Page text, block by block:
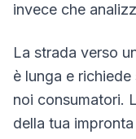
invece che
La strada verso
è lunga e
noi consumatori.
della tua